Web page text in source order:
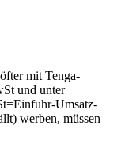
mit Tenga-
und unter
Umsatz-
werben, müssen